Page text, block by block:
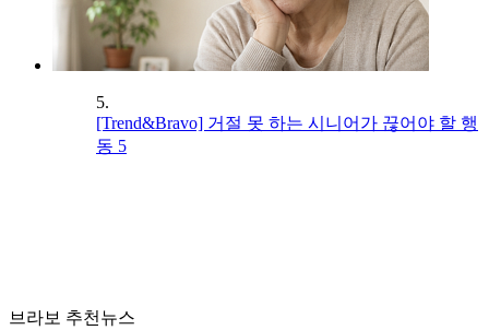
5.
[Trend&Bravo] 거절 못 하는 시니어가 끊어야 할 행
동 5
브라보 추천뉴스